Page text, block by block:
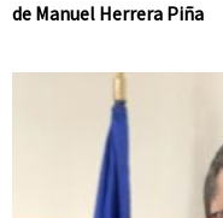
de Manuel Herrera Piña